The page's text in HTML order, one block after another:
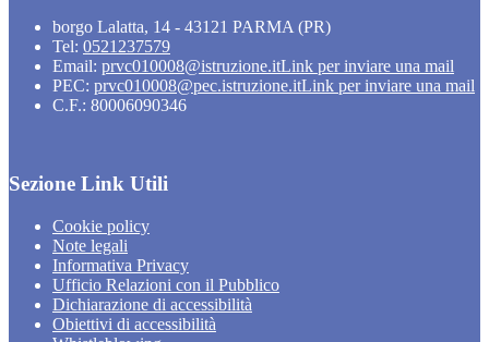
borgo Lalatta, 14 - 43121 PARMA (PR)
Tel: 0521237579
Email: prvc010008@istruzione.itLink per inviare una mail
PEC: prvc010008@pec.istruzione.itLink per inviare una mail
C.F.: 80006090346
Sezione Link Utili
Cookie policy
Note legali
Informativa Privacy
Ufficio Relazioni con il Pubblico
Dichiarazione di accessibilità
Obiettivi di accessibilità